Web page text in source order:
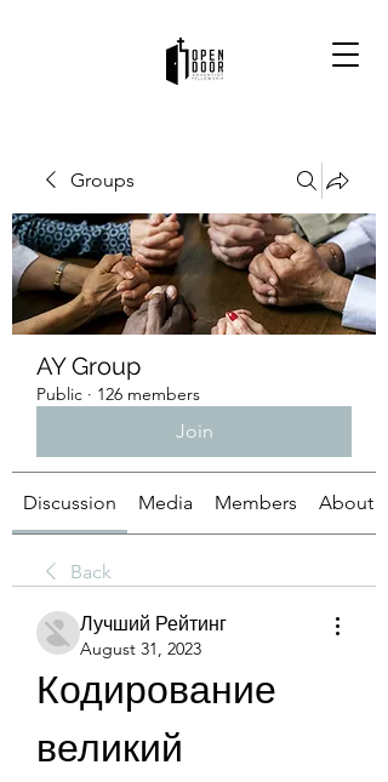
Groups
AY Group
Public · 126 members
Join
Discussion Media Members About
Back
Лучший Рейтинг
August 31, 2023
Кодирование
великий